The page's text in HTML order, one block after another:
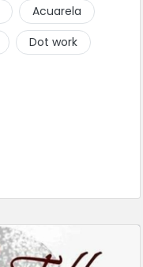
Acuarela
Dot work